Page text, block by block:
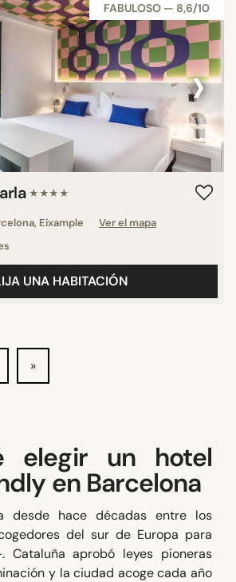
FABULOSO — 8,6/10
›
★★★★
Eixample
Ver el mapa
UNA HABITACIÓN
»
elegir un hotel
en Barcelona
desde hace décadas entre los
del sur de Europa para
Cataluña aprobó leyes pioneras
y la ciudad acoge cada año